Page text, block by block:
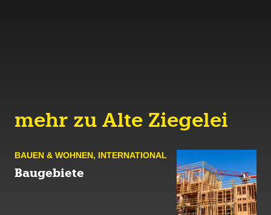
mehr zu Alte Ziegelei
BAUEN & WOHNEN, INTERNATIONAL
Baugebiete